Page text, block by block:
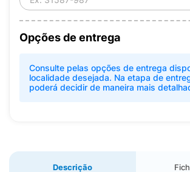
Opções de entrega
Consulte pelas opções de entrega
localidade desejada. Na etapa de
poderá decidir de maneira mais
Descrição